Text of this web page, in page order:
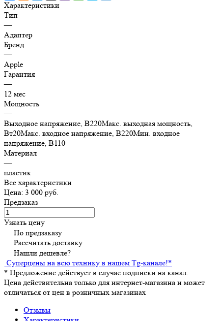
Характеристики
Тип
—
Адаптер
Бренд
—
Apple
Гарантия
—
12 мес
Мощность
—
Выходное напряжение, В220Макс. выходная мощность,
Вт20Макс. входное напряжение, В220Мин. входное
напряжение, В110
Материал
—
пластик
Все характеристики
Цена: 3 000 руб.
Предзаказ
Узнать цену
По предзаказу
Рассчитать доставку
Нашли дешевле?
Суперцены на всю технику в нашем Tg-канале!*
* Предложение действует в случае подписки на канал.
Цена действительна только для интернет-магазина и может
отличаться от цен в розничных магазинах
Отзывы